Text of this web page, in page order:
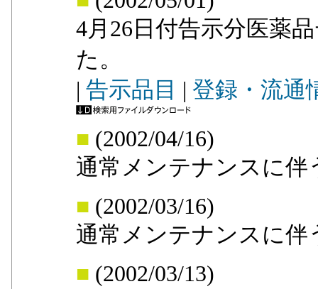
4月26日付告示分医薬
た。
| 告示品目 | 登録・流通
■ (2002/04/16)
通常メンテナンスに
■ (2002/03/16)
通常メンテナンスに
■ (2002/03/13)